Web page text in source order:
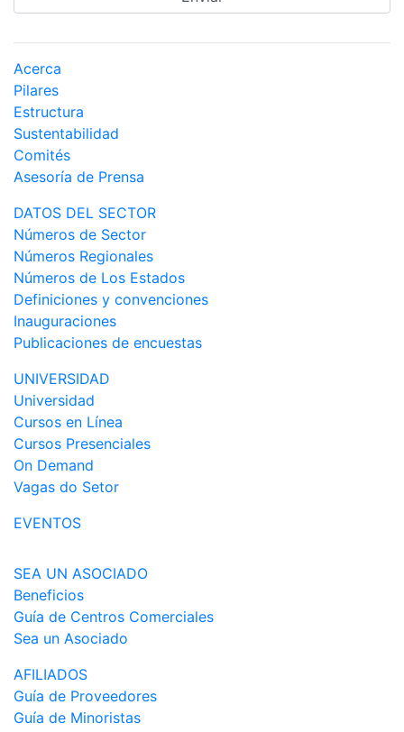
Acerca
Pilares
Estructura
Sustentabilidad
Comités
Asesoría de Prensa
DATOS DEL SECTOR
Números de Sector
Números Regionales
Números de Los Estados
Definiciones y convenciones
Inauguraciones
Publicaciones de encuestas
UNIVERSIDAD
Universidad
Cursos en Línea
Cursos Presenciales
On Demand
Vagas do Setor
EVENTOS
SEA UN ASOCIADO
Beneficios
Guía de Centros Comerciales
Sea un Asociado
AFILIADOS
Guía de Proveedores
Guía de Minoristas